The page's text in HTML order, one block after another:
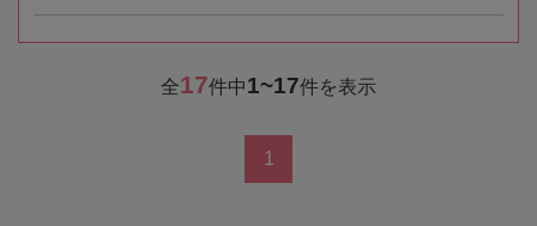
全17件中1~17件を表示
1